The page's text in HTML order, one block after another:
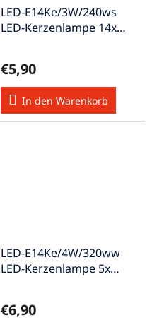
LED-E14Ke/3W/240ws
LED-Kerzenlampe 14x
€5,90
In den Warenkorb
LED-E14Ke/4W/320ww
LED-Kerzenlampe 5x
€6,90